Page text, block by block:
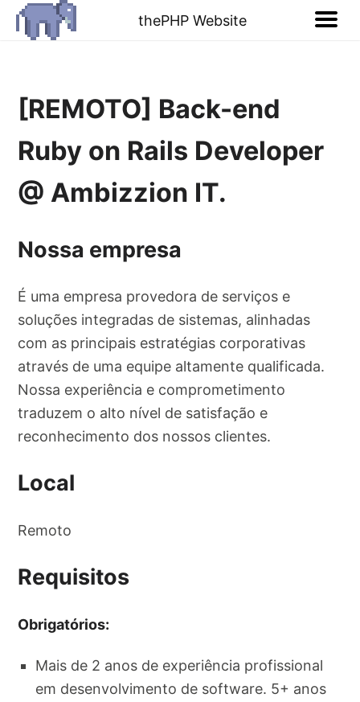
thePHP Website
[REMOTO] Back-end
Ruby on Rails Developer
@ Ambizzion IT.
Nossa empresa
É uma empresa provedora de serviços e
soluções integradas de sistemas, alinhadas
com as principais estratégias corporativas
através de uma equipe altamente qualificada.
Nossa experiência e comprometimento
traduzem o alto nível de satisfação e
reconhecimento dos nossos clientes.
Local
Remoto
Requisitos
Obrigatórios:
Mais de 2 anos de experiência profissional
em desenvolvimento de software. 5+ anos